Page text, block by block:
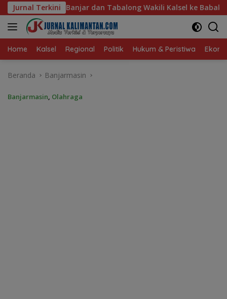
Langsung
ke
konten
Jurnal Terkini
Wakili Kalsel ke Babak Semifinal Gubernur Cup Road to
Home Kalsel Regional Politik Hukum & Peristiwa
Beranda Banjarmasin
Banjarmasin, Olahraga